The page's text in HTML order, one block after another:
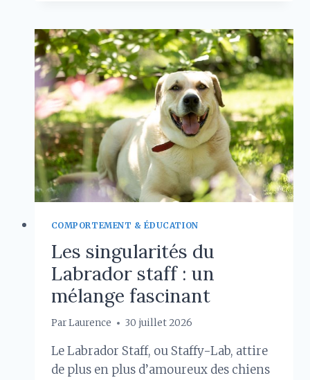
DE
CHATS
LES
PLUS
LAIDES
DU
MONDE
COMPORTEMENT & ÉDUCATION
Les singularités du
Labrador staff : un
mélange fascinant
Par Laurence 30 juillet 2026
Le Labrador Staff, ou Staffy-Lab, attire
de plus en plus d’amoureux des chiens